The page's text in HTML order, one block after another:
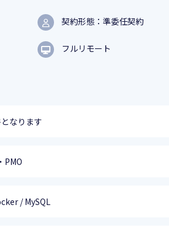
契約形態：準委任契約
フルリモート
なります
PMO
/ MySQL